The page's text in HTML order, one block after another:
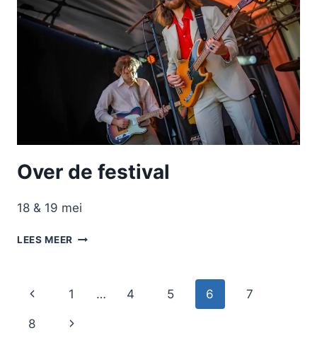
Over de festival
18 & 19 mei
LEES MEER OVER
Paginanavigatie
Vorige
pagina
1 … 4 5 6 7
8
Volgende